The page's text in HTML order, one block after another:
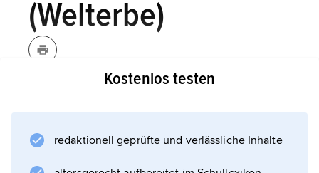
(Welterbe)
Als einzige ostpazifische Insel ist die etwa 24
Wasserfälle und Urwald wechseln sich auf der
Kostenlos testen
redaktionell geprüfte und verlässliche Inhalte